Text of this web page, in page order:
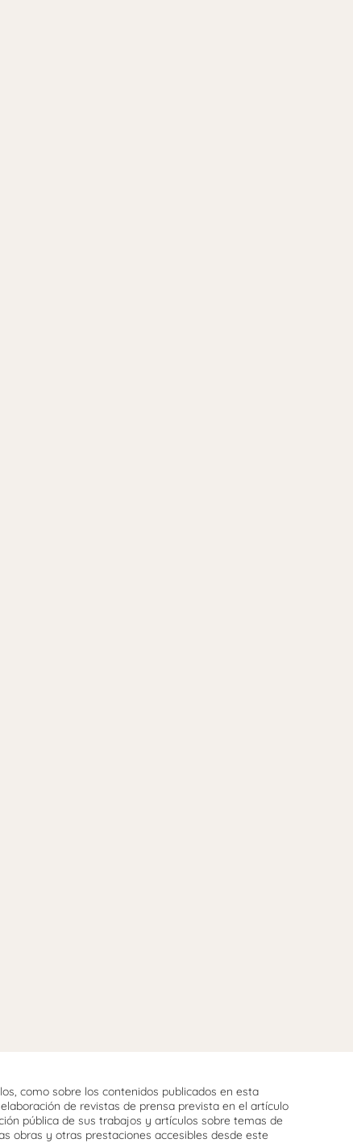
como sobre los contenidos publicados en esta
de revistas de prensa prevista en el artículo
pública de sus trabajos y artículos sobre temas de
obras y otras prestaciones accesibles desde este